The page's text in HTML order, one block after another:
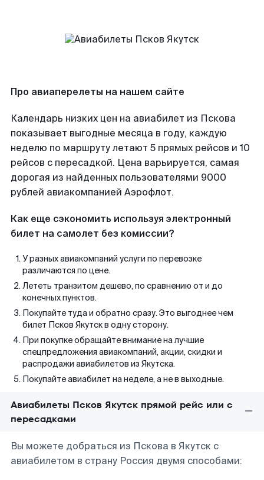
Про авиаперелеты на нашем сайте
Календарь низких цен на авиабилет из Пскова
показывает выгодные месяца в году, каждую
неделю по маршруту летают 5 прямых рейсов и 10
рейсов с пересадкой. Цена варьируется, самая
дорогая из найденных пользователями 9000
рублей авиакомпанией Аэрофлот.
Как еще сэкономить используя электронный
билет на самолет без комиссии?
У разных авиакомпаний услуги по перевозке
различаются по цене.
Лететь транзитом дешево, по сравнению от и до
конечных пунктов.
Покупайте туда и обратно сразу. Это выгоднее чем
билет Псков Якутск в одну сторону.
При покупке обращайте внимание на лучшие
спецпредложения авиакомпаний, акции, скидки и
распродажи авиабилетов из Якутска.
Покупайте авиабилет на неделе, а не в выходные.
Авиабилеты Псков Якутск прямой рейс или с
пересадками
Вы можете добраться из Пскова в Якутск с
авиабилетом в страну Россия двумя способами: